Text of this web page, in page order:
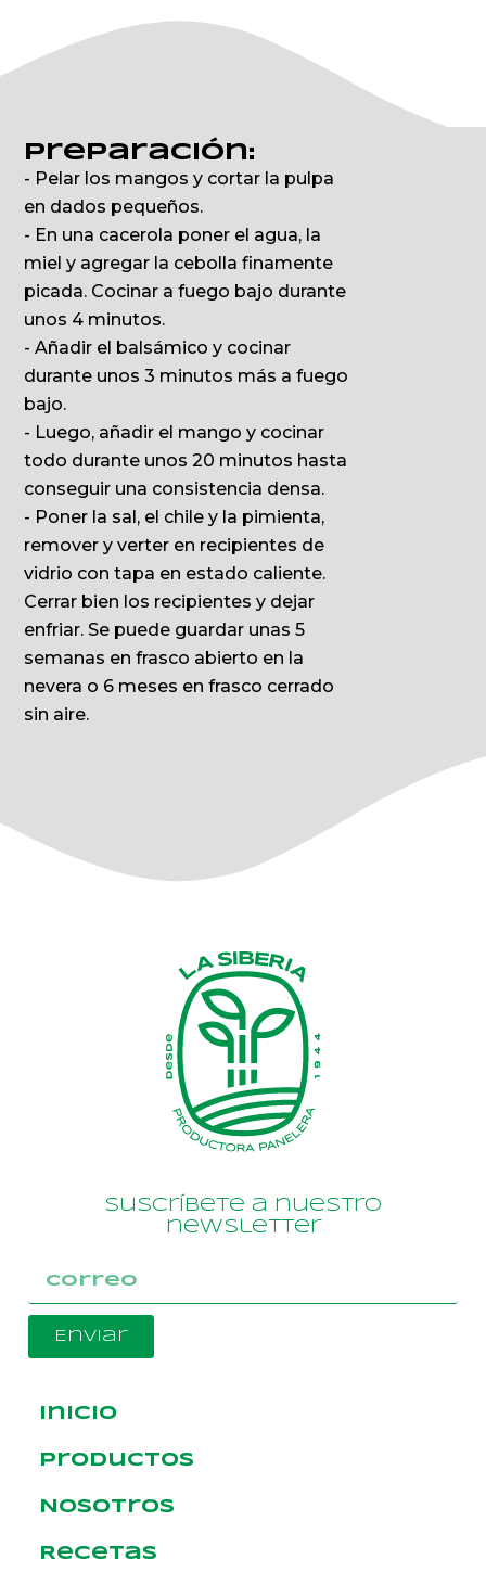
Preparación:
- Pelar los mangos y cortar la pulpa
en dados pequeños.
- En una cacerola poner el agua, la
miel y agregar la cebolla finamente
picada. Cocinar a fuego bajo durante
unos 4 minutos.
- Añadir el balsámico y cocinar
durante unos 3 minutos más a fuego
bajo.
- Luego, añadir el mango y cocinar
todo durante unos 20 minutos hasta
conseguir una consistencia densa.
- Poner la sal, el chile y la pimienta,
remover y verter en recipientes de
vidrio con tapa en estado caliente.
Cerrar bien los recipientes y dejar
enfriar. Se puede guardar unas 5
semanas en frasco abierto en la
nevera o 6 meses en frasco cerrado
sin aire.
Suscríbete a nuestro
newsletter
Enviar
Inicio
Productos
Nosotros
Recetas